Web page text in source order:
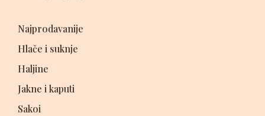
Najprodavanije
Hlače i suknje
Haljine
Jakne i kaputi
Sakoi